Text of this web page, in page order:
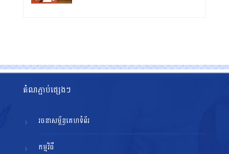
តំណភ្ជាប់ផ្សេងៗ
រចនាសម្ព័ន្ធគេហទំព័រ
កម្មវិធី